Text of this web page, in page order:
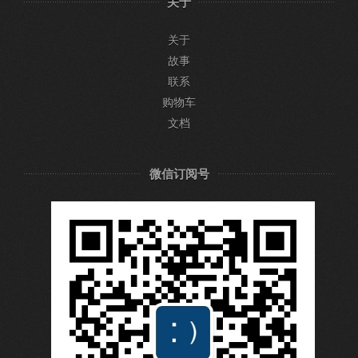
关于
故事
联系
购物车
文档
微信订阅号